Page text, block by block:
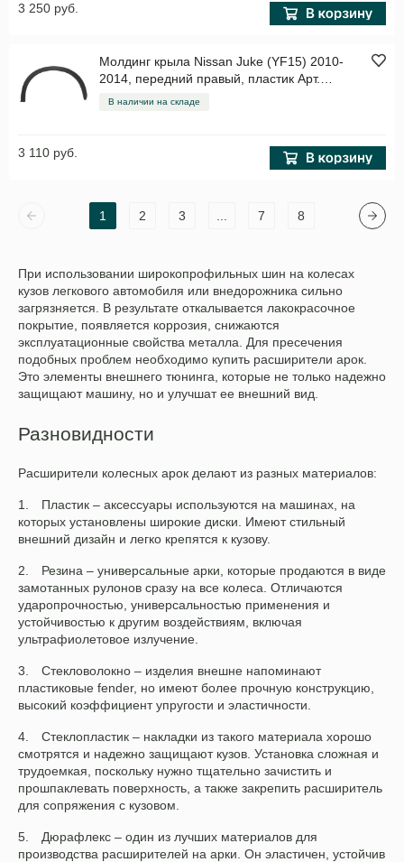
3 250 руб.
Молдинг крыла Nissan Juke (YF15) 2010-
2014, передний правый, пластик Арт.
STDT15016M1
В наличии на складе
3 110 руб.
1 2 3 7 8
При использовании широкопрофильных шин на колесах
кузов легкового автомобиля или внедорожника сильно
загрязняется. В результате откалывается лакокрасочное
покрытие, появляется коррозия, снижаются
эксплуатационные свойства металла. Для пресечения
подобных проблем необходимо купить расширители арок.
Это элементы внешнего тюнинга, которые не только надежно
защищают машину, но и улучшат ее внешний вид.
Разновидности
Расширители колесных арок делают из разных материалов:
Пластик – аксессуары используются на машинах, на
которых установлены широкие диски. Имеют стильный
внешний дизайн и легко крепятся к кузову.
Резина – универсальные арки, которые продаются в виде
замотанных рулонов сразу на все колеса. Отличаются
ударопрочностью, универсальностью применения и
устойчивостью к другим воздействиям, включая
ультрафиолетовое излучение.
Стекловолокно – изделия внешне напоминают
пластиковые fender, но имеют более прочную конструкцию,
высокий коэффициент упругости и эластичности.
Стеклопластик – накладки из такого материала хорошо
смотрятся и надежно защищают кузов. Установка сложная и
трудоемкая, поскольку нужно тщательно зачистить и
прошпаклевать поверхность, а также закрепить расширитель
для сопряжения с кузовом.
Дюрафлекс – один из лучших материалов для
производства расширителей на арки. Он эластичен, устойчив